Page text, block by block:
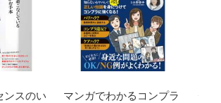
ンスのい
マンガでわかるコンプラ
うち